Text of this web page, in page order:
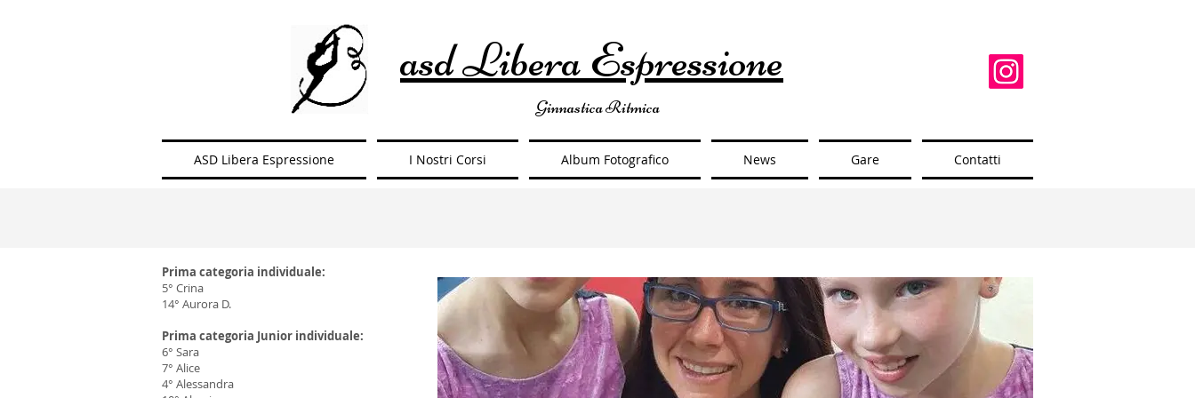
asd Libera Espressione
Ginnastica Ritmica
ASD Libera Espressione I Nostri Corsi Album Fotografico News Gare Contatti
Prima categoria individuale:
5° Crina
14° Aurora D.
Prima categoria Junior individuale:
6° Sara
7° Alice
4° Alessandra